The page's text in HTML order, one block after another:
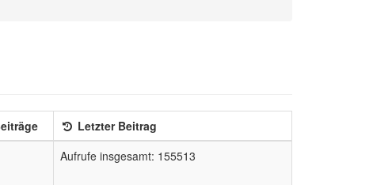
Letzter Beitrag
Aufrufe insgesamt: 155513